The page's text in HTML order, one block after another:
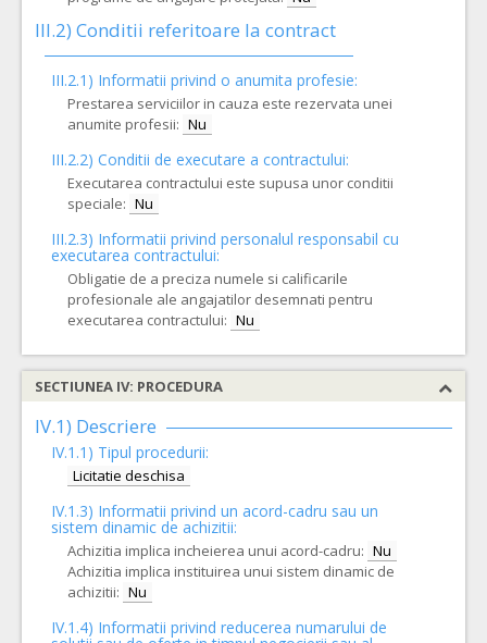
III.2) Conditii referitoare la contract
III.2.1) Informatii privind o anumita profesie:
Prestarea serviciilor in cauza este rezervata unei
anumite profesii: Nu
III.2.2) Conditii de executare a contractului:
Executarea contractului este supusa unor conditii
speciale: Nu
III.2.3) Informatii privind personalul responsabil cu
executarea contractului:
Obligatie de a preciza numele si calificarile
profesionale ale angajatilor desemnati pentru
executarea contractului: Nu
SECTIUNEA IV: PROCEDURA
IV.1) Descriere
IV.1.1) Tipul procedurii:
Licitatie deschisa
IV.1.3) Informatii privind un acord-cadru sau un
sistem dinamic de achizitii:
Achizitia implica incheierea unui acord-cadru: Nu
Achizitia implica instituirea unui sistem dinamic de
achizitii: Nu
IV.1.4) Informatii privind reducerea numarului de